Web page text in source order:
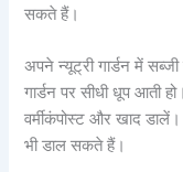
सकते हैं।
अपने न्यूट्री गार्डन में
गार्डन पर सीधी धूप आती
वर्मीकंपोस्ट और खाद
भी डाल सकते हैं।